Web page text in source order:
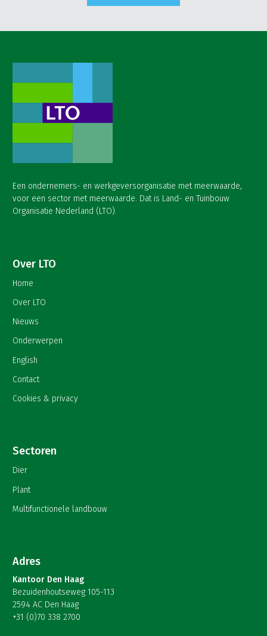
Een ondernemers- en werkgeversorganisatie met meerwaarde,
voor een sector met meerwaarde. Dat is Land- en Tuinbouw
Organisatie Nederland (LTO).
Over LTO
Home
Over LTO
Nieuws
Onderwerpen
English
Contact
Cookies & privacy
Sectoren
Dier
Plant
Multifunctionele landbouw
Adres
Kantoor Den Haag
Bezuidenhoutseweg 105-113
2594 AC Den Haag
+31 (0)70 338 2700